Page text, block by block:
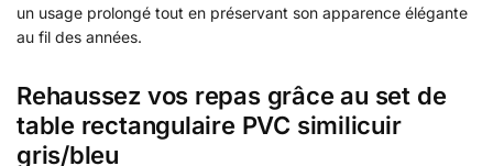
un usage prolongé tout en préservant son apparence élégante
au fil des années.
Rehaussez vos repas grâce au set de
table rectangulaire PVC similicuir
gris/bleu